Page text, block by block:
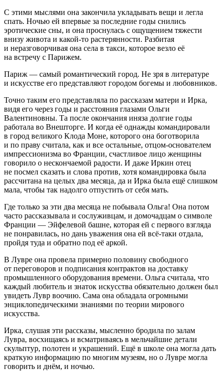
С этими мыслями она закончила укладывать вещи и легла
спать. Ночью ей впервые за последние годы снились
эротические сны, и она проснулась с ощущением тяжести
внизу живота и какой-то растерянности. Разбитая
и неразговорчивая она села в такси, которое везло её
на встречу с Парижем.
Париж — самый романтический город. Не зря в литературе
и искусстве его представляют городом богемы и любовников.
Точно таким его представляла по рассказам матери и Ирка,
видя его через годы и расстояния глазами Ольги
Валентиновны. Та после окончания иняза долгие годы
работала во Внешторге. И когда её однажды командировали
в город великого Клода Моне, которого она боготворила
и по праву считала, как и все остальные, отцом-основателем
импрессионизма во Франции, счастливое лицо женщины
говорило о нескончаемой радости. И даже Иркин отец
не посмел сказать и слова против, хотя командировка была
рассчитана на целых два месяца, да и Ирка была ещё слишком
мала, чтобы так надолго отпустить от себя мать.
Где только за эти два месяца не побывала Ольга! Она потом
часто рассказывала и сослуживцам, и домочадцам о символе
Франции — Эйфелевой башне, которая ей с первого взгляда
не понравилась, но дань уважения она ей всё-таки отдала,
пройдя туда и обратно под её аркой.
В Лувре она провела примерно половину свободного
от переговоров и подписания контрактов на доставку
промышленного оборудования времени. Ольга считала, что
каждый любитель и знаток искусства обязательно должен был
увидеть Лувр воочию. Сама она обладала огромными
энциклопедическими знаниями по теории мирового
искусства.
Ирка, слушая эти рассказы, мысленно бродила по залам
Лувра, восхищаясь и всматриваясь в мельчайшие детали
скульптур, полотен и украшений. Ещё в школе она могла дать
краткую информацию по многим музеям, но о Лувре могла
говорить и днём, и ночью.